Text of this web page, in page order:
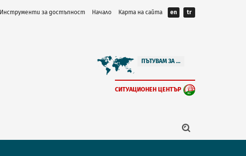
Инструменти за достъпност Начало Карта на сайта en tr
ПЪТУВАМ ЗА ...
СИТУАЦИОНЕН ЦЕНТЪР